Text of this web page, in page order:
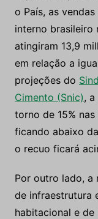
o País, as
interno brasileiro
atingiram 13,9
em relação a
projeções do
Cimento (Snic),
torno de 15%
ficando abaixo
o recuo ficará
Por outro lado, a
de infraestrutura
habitacional e de